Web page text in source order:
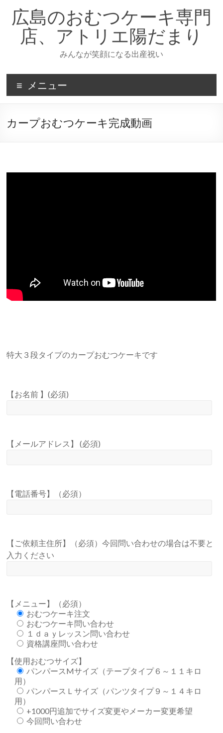
キ
プ
広島のおむつケーキ専門
店、アトリエ陽だまり
みんなが笑顔になる出産祝い
メニュー
カープおむつケーキ完成動画
特大３段タイプのカープおむつケーキです
【お名前 】(必須)
【メールアドレス】 (必須)
【電話番号】（必須）
【ご依頼主住所】（必須）今回問い合わせの場合は不要と
入力ください
【メニュー】（必須）
おむつケーキ注文
おむつケーキ問い合わせ
１ｄａｙレッスン問い合わせ
資格講座問い合わせ
【使用おむつサイズ】
パンパースMサイズ（テープタイプ６～１１キロ
用）
パンパースＬサイズ（パンツタイプ９～１４キロ
用）
+1000円追加でサイズ変更やメーカー変更希望
今回問い合わせ